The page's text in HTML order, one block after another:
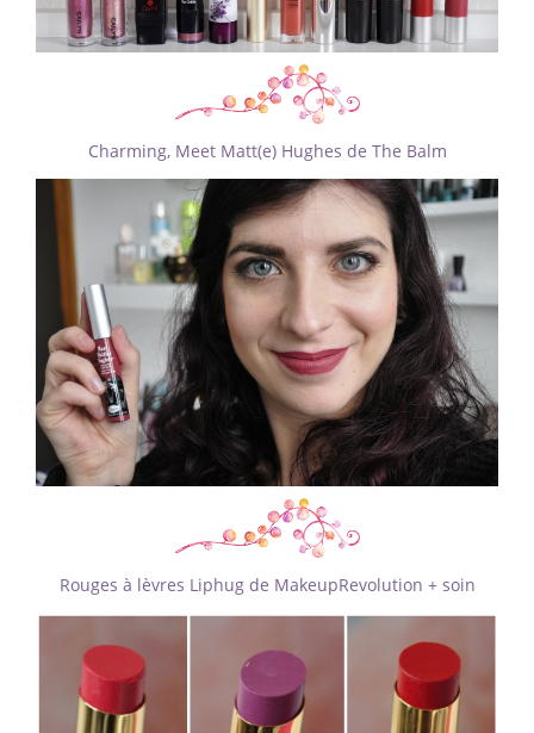
Charming, Meet Matt(e) Hughes de The Balm
Rouges à lèvres Liphug de MakeupRevolution + soin